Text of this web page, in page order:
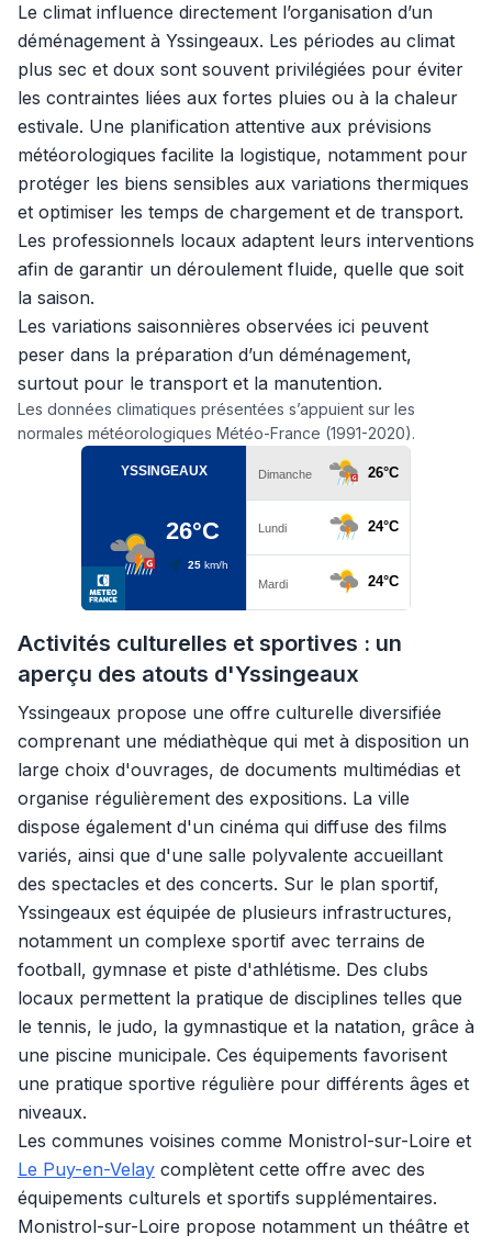
Le climat influence directement l’organisation d’un
déménagement à Yssingeaux. Les périodes au climat
plus sec et doux sont souvent privilégiées pour éviter
les contraintes liées aux fortes pluies ou à la chaleur
estivale. Une planification attentive aux prévisions
météorologiques facilite la logistique, notamment pour
protéger les biens sensibles aux variations thermiques
et optimiser les temps de chargement et de transport.
Les professionnels locaux adaptent leurs interventions
afin de garantir un déroulement fluide, quelle que soit
la saison.
Les variations saisonnières observées ici peuvent
peser dans la préparation d’un déménagement,
surtout pour le transport et la manutention.
Les données climatiques présentées s’appuient sur les
normales météorologiques Météo-France (1991-2020).
Activités culturelles et sportives : un
aperçu des atouts d'Yssingeaux
Yssingeaux propose une offre culturelle diversifiée
comprenant une médiathèque qui met à disposition un
large choix d'ouvrages, de documents multimédias et
organise régulièrement des expositions. La ville
dispose également d'un cinéma qui diffuse des films
variés, ainsi que d'une salle polyvalente accueillant
des spectacles et des concerts. Sur le plan sportif,
Yssingeaux est équipée de plusieurs infrastructures,
notamment un complexe sportif avec terrains de
football, gymnase et piste d'athlétisme. Des clubs
locaux permettent la pratique de disciplines telles que
le tennis, le judo, la gymnastique et la natation, grâce à
une piscine municipale. Ces équipements favorisent
une pratique sportive régulière pour différents âges et
niveaux.
Les communes voisines comme Monistrol-sur-Loire et
Le Puy-en-Velay complètent cette offre avec des
équipements culturels et sportifs supplémentaires.
Monistrol-sur-Loire propose notamment un théâtre et